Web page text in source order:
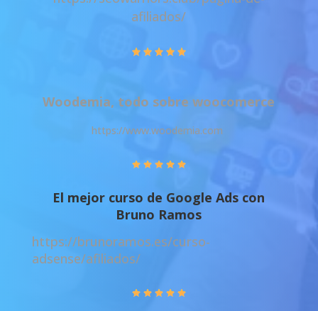
afiliados/
Woodemia, todo sobre woocomerce
https://www.woodemia.com
El mejor curso de Google Ads con
Bruno Ramos
https://brunoramos.es/curso-
adsense/afiliados/